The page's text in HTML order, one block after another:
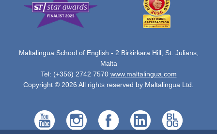
Maltalingua School of English - 2 Birkirkara Hill, St. Julians,
Malta
Tel: (+356) 2742 7570 www.maltalingua.com
Copyright © 2026 All rights reserved by Maltalingua Ltd.